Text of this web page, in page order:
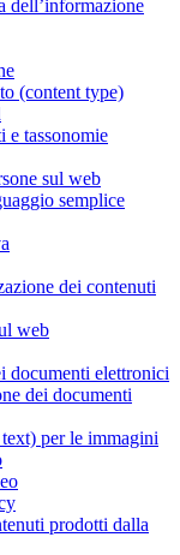
dell’informazione
(content type)
e tassonomie
sul web
semplice
dei contenuti
web
documenti elettronici
dei documenti
per le immagini
prodotti dalla